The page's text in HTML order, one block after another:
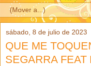
sábado, 8 de julio de 2023
QUE ME
SEGARRA FEAT